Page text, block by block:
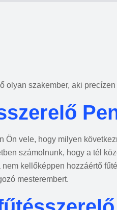
olyan szakember, aki
Ön vele, hogy milyen
számolnunk, hogy a tél
nem kellőképpen hozzáértő
mesterembert.